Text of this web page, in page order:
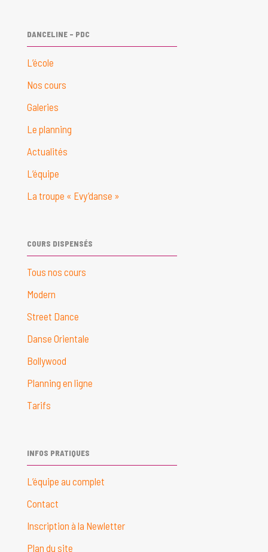
DANCELINE – PDC
L’école
Nos cours
Galeries
Le planning
Actualités
L’équipe
La troupe « Evy’danse »
COURS DISPENSÉS
Tous nos cours
Modern
Street Dance
Danse Orientale
Bollywood
Planning en ligne
Tarifs
INFOS PRATIQUES
L’équipe au complet
Contact
Inscription à la Newletter
Plan du site